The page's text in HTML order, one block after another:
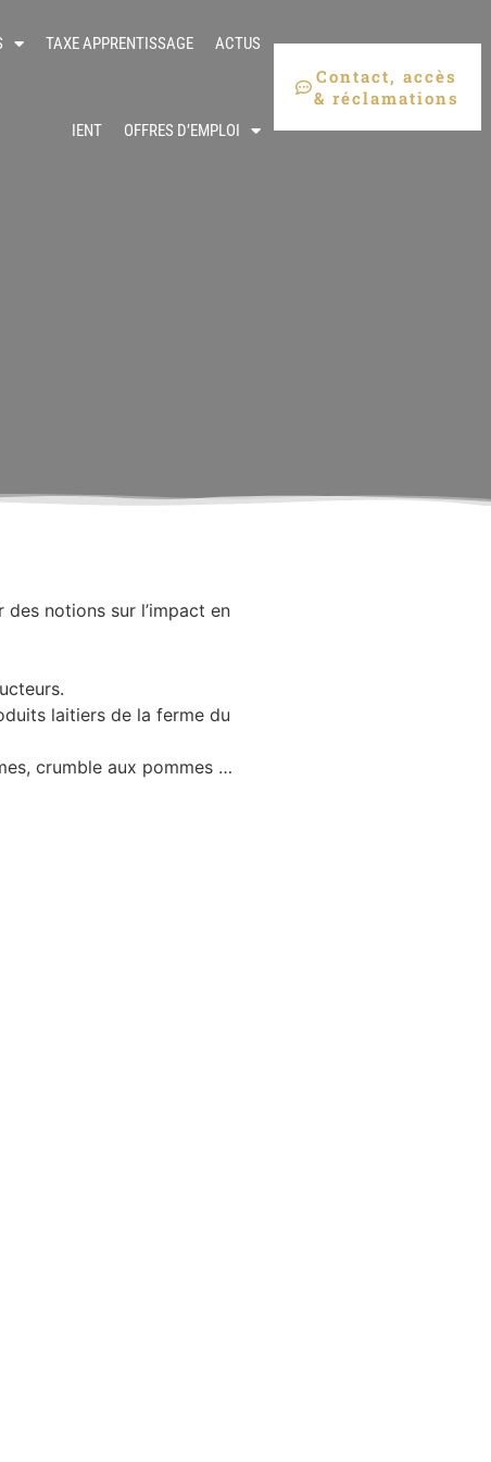
TAXE APPRENTISSAGE ACTUS
IENT OFFRES D’EMPLOI
Contact, accès
& réclamations
des notions sur l’impact en
laitiers de la ferme du
crumble aux pommes …